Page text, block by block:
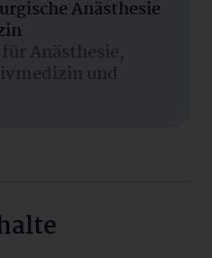
Anästhesie
Anästhesie,
und